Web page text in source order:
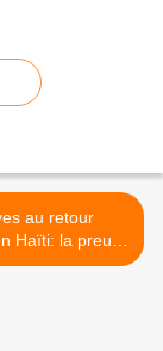
au retour
Haïti: la preuve
de respect